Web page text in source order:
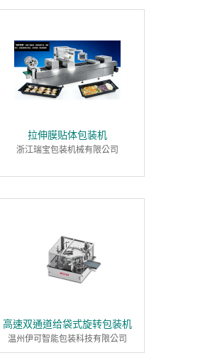
拉伸膜贴体包装机
浙江瑞宝包装机械有限公司
高速双通道给袋式旋转包装机
温州伊可智能包装科技有限公司